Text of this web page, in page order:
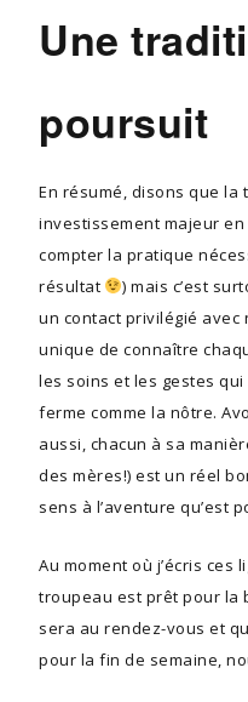
Une
poursuit
En résumé, disons que
investissement majeur
compter la pratique
résultat
) mais c’est
un contact privilégié avec
unique de connaître
les soins et les gestes
ferme comme la nôtre.
aussi, chacun à sa
des mères!) est un réel
sens à l’aventure qu’est
Au moment où j’écris ces
troupeau est prêt pour la
sera au rendez-vous et
pour la fin de semaine,